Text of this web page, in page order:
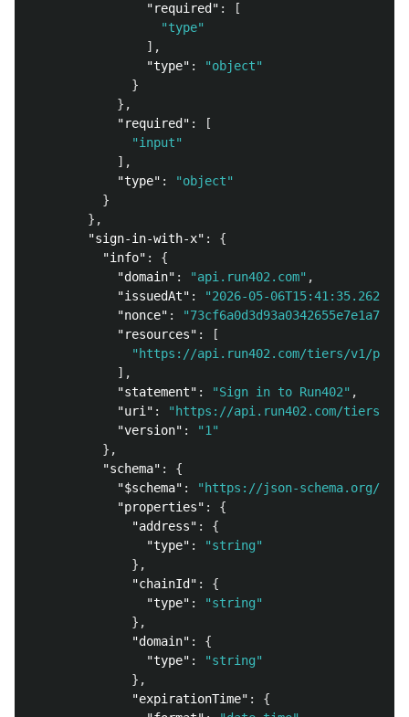
"required" :
[
"type"
],
"type" :
"object"
}
},
"required" :
[
"input"
],
"type" :
"object"
}
},
"sign-in-with-x" :
{
"info" :
{
"domain" : "api.run402.com" ,
"issuedAt" : "2026-05-06T15:41:35.262Z"
"nonce" :
"resources" :
[
"https://api.run402.com/tiers/v1/
],
"statement" : "Sign in to Run402" ,
"uri" :
"https://api.run402.com/tiers/
"version" :
"1"
},
"schema" :
{
"$schema" :
"https://json-schema.org/
"properties" :
{
"address" :
{
"type" :
"string"
},
"chainId" :
{
"type" :
"string"
},
"domain" :
{
"type" :
"string"
},
"expirationTime" :
{